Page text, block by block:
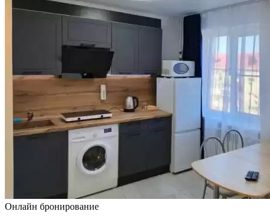
Онлайн бронирование